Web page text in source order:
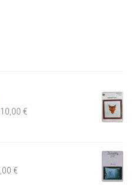
10,00 €Aktueller
€Aktueller